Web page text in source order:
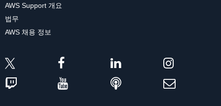
AWS Support 개요
법무
AWS 채용 정보